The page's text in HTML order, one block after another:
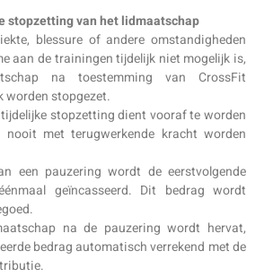
stopzetting van het lidmaatschap
blessure of andere omstandigheden
aan de trainingen tijdelijk niet mogelijk is,
na toestemming van CrossFit
stopgezet.
stopzetting dient vooraf te worden
nooit met terugwerkende kracht worden
een pauzering wordt de eerstvolgende
geïncasseerd. Dit bedrag wordt
na de pauzering wordt hervat,
bedrag automatisch verrekend met de